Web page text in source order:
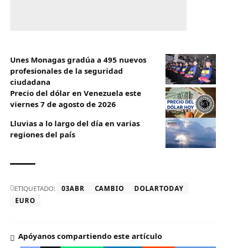
Unes Monagas gradúa a 495 nuevos
profesionales de la seguridad
ciudadana
Precio del dólar en Venezuela este
viernes 7 de agosto de 2026
Lluvias a lo largo del día en varias
regiones del país
ETIQUETADO: 03ABR CAMBIO
DOLARTODAY
EURO
Apóyanos compartiendo este artículo